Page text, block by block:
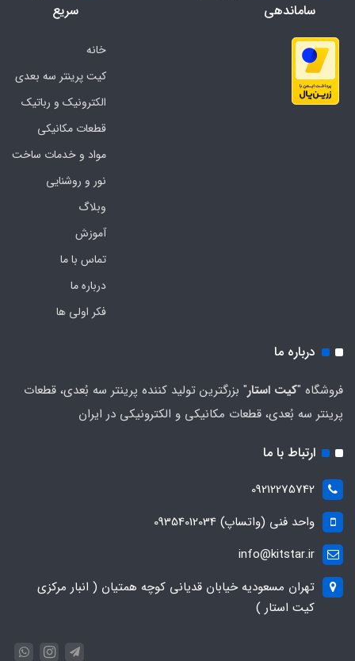
ساماندهی
سریع
خانه
کیت پرینتر سه بعدی
الکترونیک و رباتیک
قطعات مکانیکی
مواد و خدمات ساخت
نور و روشنایی
وبلاگ
آموزش
تماس با ما
درباره ما
فکر اولی ها
درباره ما
فروشگاه "کیت استار" بزرگترین تولید کننده پرینتر سه بُعدی، قطعات
پرینتر سه بُعدی، قطعات مکانیکی و الکترونیکی در ایران
ارتباط با ما
09212275742
واحد فنی (واتساپ) 09354012034
info@kitstar.ir
تهران مسعودیه خیابان قدیانی کوچه همتیان ( انبار مرکزی
کیت استار )